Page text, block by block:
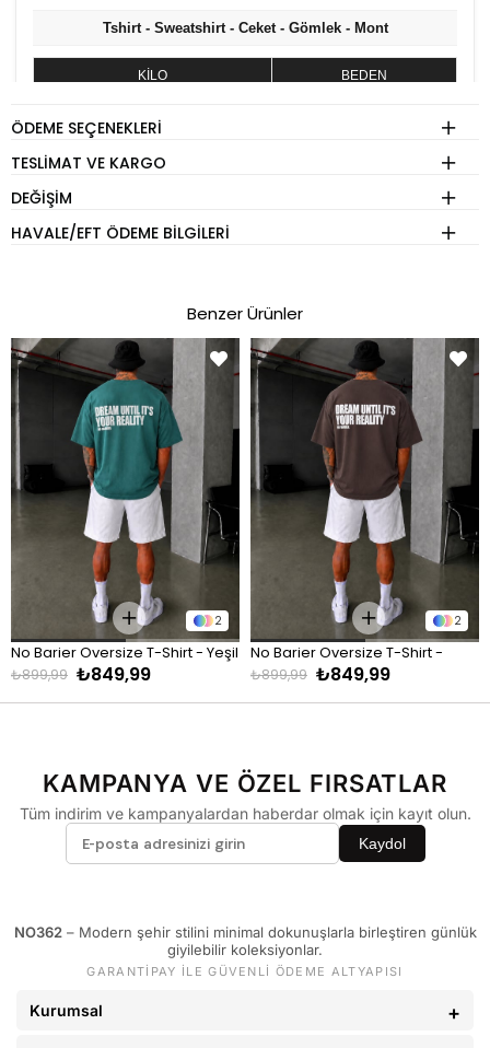
Tshirt - Sweatshirt - Ceket - Gömlek - Mont
KİLO BEDEN
60 - 65 kg
70 - 75 kg
80 - 89 kg L
90 - 110 kg
Pantolon
KİLO BEDEN
60 - 65 kg
66 - 71 kg 30
72 - 77 kg 31
78 - 82 kg 32
34
94 - 110 kg 36
ÖDEME SEÇENEKLERI
TESLIMAT VE KARGO
DEĞIŞIM
HAVALE/EFT ÖDEME BILGILERI
Benzer Ürünler
2
No Barier Oversize T-Shirt - Yeşil
₺849,99
₺899,99
2
No Barier Oversize T-Shirt -
Kahve
₺849,99
₺899,99
KAMPANYA VE ÖZEL FIRSATLAR
Tüm indirim ve kampanyalardan haberdar olmak için kayıt olun.
Kaydol
NO362– Modern şehir stilini minimal dokunuşlarla birleştiren günlük
giyilebilir koleksiyonlar.
GARANTİPAY İLE GÜVENLİ ÖDEME ALTYAPISI
Kurumsal